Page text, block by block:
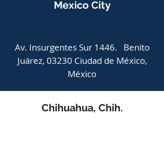
Mexico City
Av. Insurgentes Sur 1446. Benito
Juárez, 03230 Ciudad de México,
México
Chihuahua, Chih.